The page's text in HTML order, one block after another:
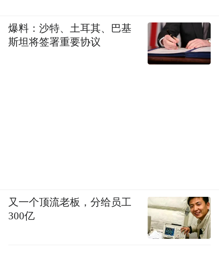
爆料：沙特、土耳其、巴基
斯坦将签署重要协议
又一个顶流老板，分给员工
300亿